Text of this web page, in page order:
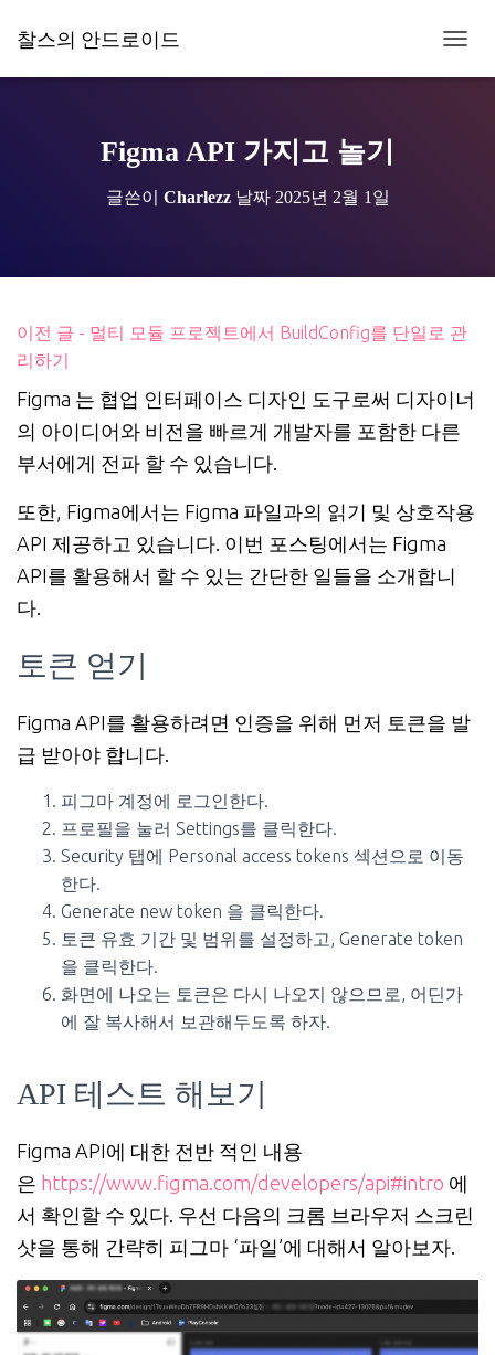
찰스의 안드로이드
비
Figma API 가지고 놀기
글쓴이 Charlezz날짜 2025년 2월 1일
이전 글 - 멀티 모듈 프로젝트에서 BuildConfig를 단일로 관
리하기
Figma 는 협업 인터페이스 디자인 도구로써 디자이너
의 아이디어와 비전을 빠르게 개발자를 포함한 다른
부서에게 전파 할 수 있습니다.
또한, Figma에서는 Figma 파일과의 읽기 및 상호작용
API 제공하고 있습니다. 이번 포스팅에서는 Figma
API를 활용해서 할 수 있는 간단한 일들을 소개합니
다.
토큰 얻기
Figma API를 활용하려면 인증을 위해 먼저 토큰을 발
급 받아야 합니다.
피그마 계정에 로그인한다.
프로필을 눌러 Settings를 클릭한다.
Security 탭에 Personal access tokens 섹션으로 이동
한다.
Generate new token 을 클릭한다.
토큰 유효 기간 및 범위를 설정하고, Generate token
을 클릭한다.
화면에 나오는 토큰은 다시 나오지 않으므로, 어딘가
에 잘 복사해서 보관해두도록 하자.
API 테스트 해보기
Figma API에 대한 전반 적인 내용
은 https://www.figma.com/developers/api#intro 에
서 확인할 수 있다. 우선 다음의 크롬 브라우저 스크린
샷을 통해 간략히 피그마 ‘파일’에 대해서 알아보자.